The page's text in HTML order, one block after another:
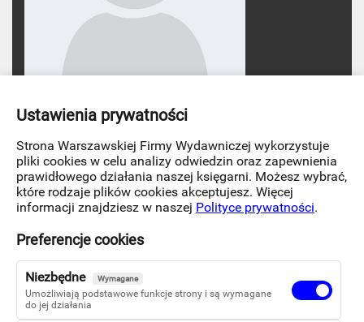
Agata Gościmska
Agata Gościmska, absolwentka Wydziału Nauk
Politycznych i Dziennikarstwa UAM w Poznaniu.
Romantyczka, marzycielka, patrząca na świat oczami
a kocie mruczenie to dla niej najpiękniejsza muzyka
nie jest za duży na bajki, a to właśnie one przekazują
najważniejsze wartości. W życiu też warto na chwilę się
zatrzymać, rozejrzeć się wokół siebie i po prostu docenić
to, co widzą oczy.
Ustawienia prywatności
Strona Warszawskiej Firmy Wydawniczej wykorzystuje
pliki cookies w celu analizy odwiedzin oraz zapewnienia
prawidłowego działania naszej księgarni. Możesz wybrać,
które rodzaje plików cookies akceptujesz. Więcej
informacji znajdziesz w naszej Polityce prywatności.
Preferencje cookies
Niezbędne Wymagane
Umożliwiają podstawowe funkcje strony i są wymagane
do jej działania